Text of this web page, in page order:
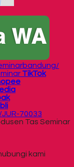
TikTok
70033
Tas Seminar
kami